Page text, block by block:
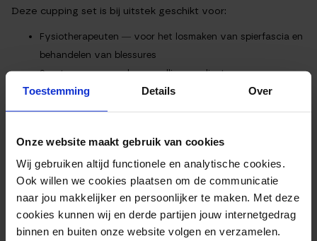
Toestemming Details Over
Onze website maakt gebruik van cookies
Wij gebruiken altijd functionele en analytische cookies.
Ook willen we cookies plaatsen om de communicatie
naar jou makkelijker en persoonlijker te maken. Met deze
cookies kunnen wij en derde partijen jouw internetgedrag
binnen en buiten onze website volgen en verzamelen.
Deze cupping set is bij uitstek geschikt voor:
Fysiotherapeuten — voor het losmaken van spierfascia en
behandelen van blessures
Sportmasseurs— als aanvulling op dieptemassage na
intensieve trainingen
Beautysalons— voor huidverbetering, anti-cellulitis
Thuisgebruikers— die serieus aan de slag willen met
zelfmassage en lichaamsverzorging
Wil je meer weten over cupping techniek of bijbehorende
producten? Bekijk ook onzefoam rollersvoor een complete
aanpak van spierherstel en bindweefselbehandeling.